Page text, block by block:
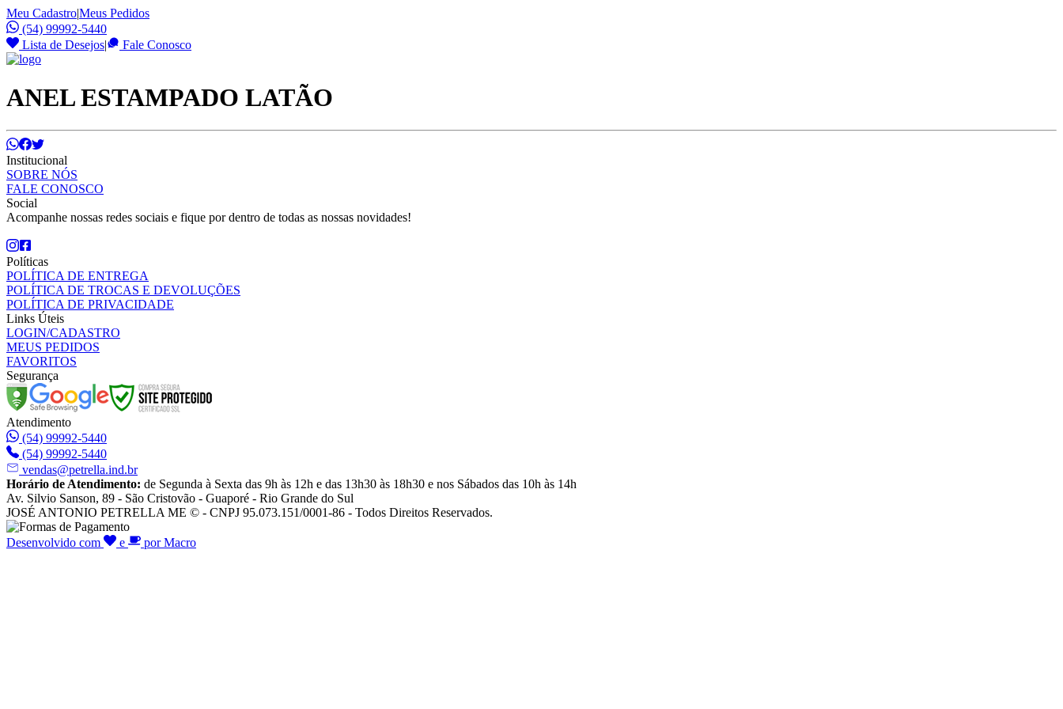
Meu Cadastro|Meus Pedidos
(54) 99992-5440
Lista de Desejos| Fale Conosco
ANEL ESTAMPADO LATÃO
Institucional
SOBRE NÓS
FALE CONOSCO
Social
Acompanhe nossas redes sociais e fique por dentro de todas as nossas novidades!
Políticas
POLÍTICA DE ENTREGA
POLÍTICA DE TROCAS E DEVOLUÇÕES
POLÍTICA DE PRIVACIDADE
Links Úteis
LOGIN/CADASTRO
MEUS PEDIDOS
FAVORITOS
Segurança
Atendimento
(54) 99992-5440
(54) 99992-5440
vendas@petrella.ind.br
Horário de Atendimento: de Segunda à Sexta das 9h às 12h e das 13h30 às 18h30 e nos Sábados das 10h às 14h
Av. Silvio Sanson, 89 - São Cristovão - Guaporé - Rio Grande do Sul
JOSÉ ANTONIO PETRELLA ME © - CNPJ 95.073.151/0001-86 - Todos Direitos Reservados.
Desenvolvido com e por Macro